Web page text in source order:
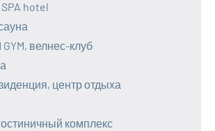
hotel
GYM, велнес-клуб
центр отдыха
комплекс